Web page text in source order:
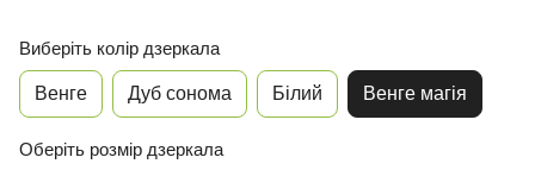
Виберіть колір дзеркала
Венге Дуб сонома Білий Венге магія
Оберіть розмір дзеркала